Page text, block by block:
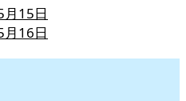
15日
16日